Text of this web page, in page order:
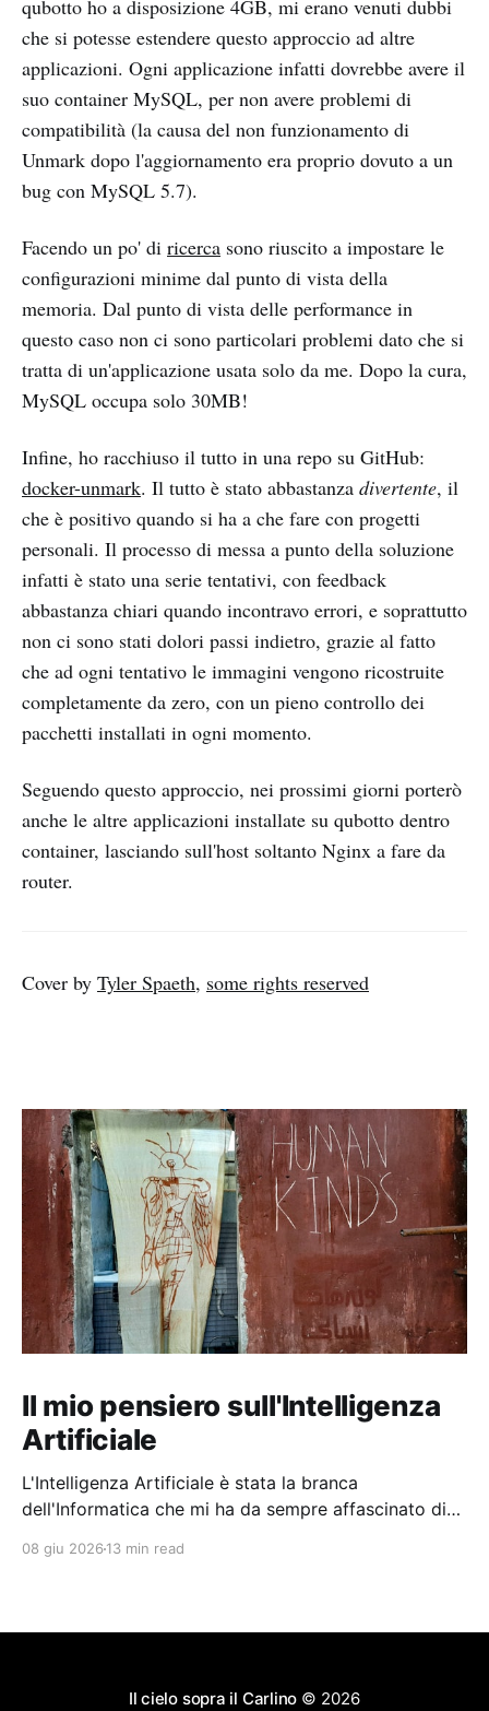
qubotto ho a disposizione 4GB, mi erano venuti dubbi
che si potesse estendere questo approccio ad altre
applicazioni. Ogni applicazione infatti dovrebbe avere il
suo container MySQL, per non avere problemi di
compatibilità (la causa del non funzionamento di
Unmark dopo l'aggiornamento era proprio dovuto a un
bug con MySQL 5.7).
Facendo un po' di ricerca sono riuscito a impostare le
configurazioni minime dal punto di vista della
memoria. Dal punto di vista delle performance in
questo caso non ci sono particolari problemi dato che si
tratta di un'applicazione usata solo da me. Dopo la cura,
MySQL occupa solo 30MB!
Infine, ho racchiuso il tutto in una repo su GitHub:
docker-unmark. Il tutto è stato abbastanza divertente, il
che è positivo quando si ha a che fare con progetti
personali. Il processo di messa a punto della soluzione
infatti è stato una serie tentativi, con feedback
abbastanza chiari quando incontravo errori, e soprattutto
non ci sono stati dolori passi indietro, grazie al fatto
che ad ogni tentativo le immagini vengono ricostruite
completamente da zero, con un pieno controllo dei
pacchetti installati in ogni momento.
Seguendo questo approccio, nei prossimi giorni porterò
anche le altre applicazioni installate su qubotto dentro
container, lasciando sull'host soltanto Nginx a fare da
router.
Cover by Tyler Spaeth, some rights reserved
Il mio pensiero sull'Intelligenza
Artificiale
L'Intelligenza Artificiale è stata la branca
dell'Informatica che mi ha da sempre affascinato di
rivoluzioni degli ultimi anni hanno dato a tutti la
08 giu 2026 13 min read
Il cielo sopra il Carlino © 2026